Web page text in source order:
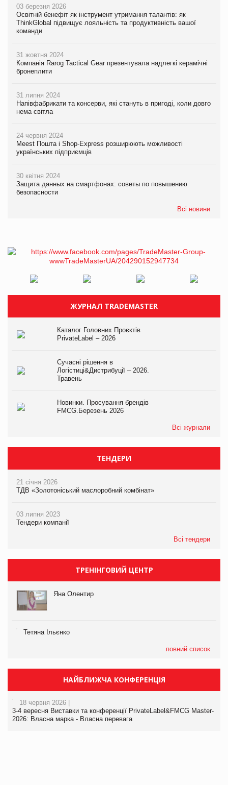
03 березня 2026
Освітній бенефіт як інструмент утримання талантів: як
ThinkGlobal підвищує лояльність та продуктивність вашої
команди
31 жовтня 2024
Компанія Rarog Tactical Gear презентувала надлегкі керамічні
бронеплити
31 липня 2024
Напівфабрикати та консерви, які стануть в пригоді, коли довго
нема світла
24 червня 2024
Meest Пошта і Shop-Express розширюють можливості
українських підприємців
30 квітня 2024
Защита данных на смартфонах: советы по повышению
безопасности
Всі новини
ЖУРНАЛ TRADEMASTER
Каталог Головних Проєктів
PrivateLabel – 2026
Сучасні рішення в
Логістиці&Дистрибуції – 2026.
Травень
Новинки. Просування брендів
FMCG.Березень 2026
Всі журнали
ТЕНДЕРИ
21 січня 2026
ТДВ «Золотоніський маслоробний комбінат»
03 липня 2023
Тендери компанії
Всі тендери
ТРЕНІНГОВИЙ ЦЕНТР
Яна Олентир
Тетяна Ільєнко
повний список
НАЙБЛИЖЧА КОНФЕРЕНЦІЯ
18 червня 2026 |
3-4 вересня Виставки та конференції PrivateLabel&FMCG Master-
2026: Власна марка - Власна перевага